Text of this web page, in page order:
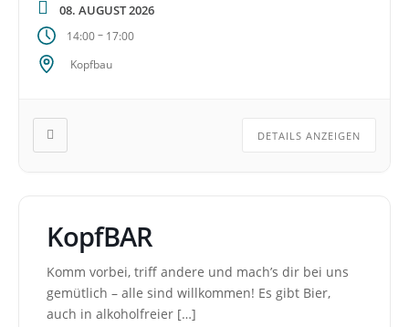
08. AUGUST 2026
14:00– 17:00
Kopfbau
DETAILS ANZEIGEN
KopfBAR
Komm vorbei, triff andere und mach’s dir bei uns
gemütlich – alle sind willkommen! Es gibt Bier,
auch in alkoholfreier […]